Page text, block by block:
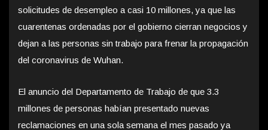
solicitudes de desempleo a casi 10 millones, ya que las
cuarentenas ordenadas por el gobierno cierran negocios y
dejan a las personas sin trabajo para frenar la propagación
del coronavirus de Wuhan.
El anuncio del Departamento de Trabajo de que 3.3
millones de personas habían presentado nuevas
reclamaciones en una sola semana el mes pasado ya